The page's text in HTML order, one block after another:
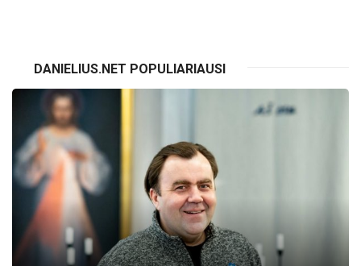
DANIELIUS.NET POPULIARIAUSI